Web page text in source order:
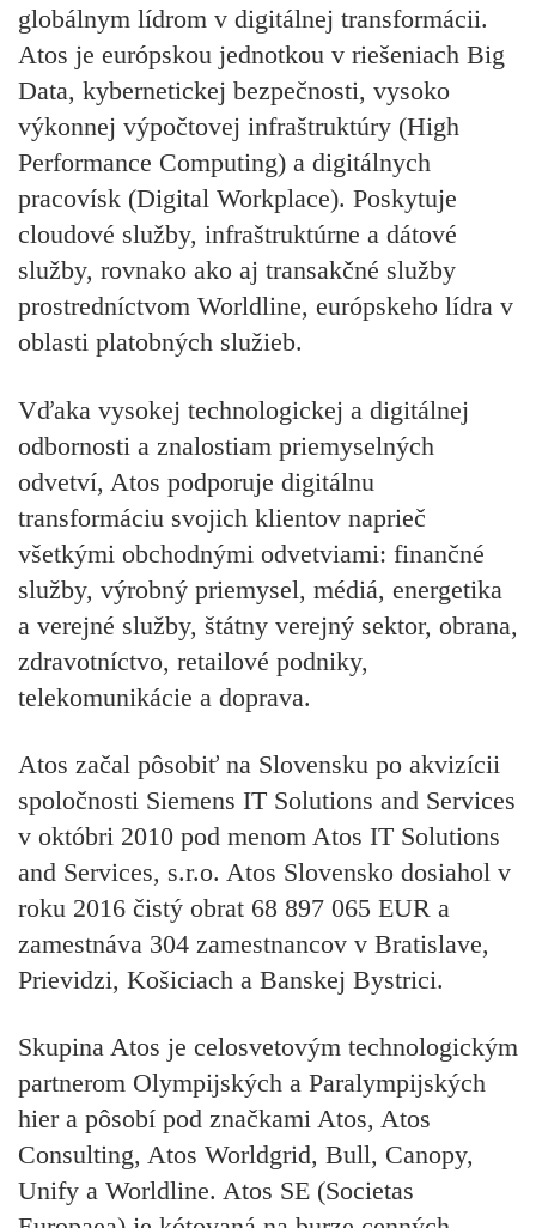
globálnym lídrom v digitálnej transformácii.
Atos je európskou jednotkou v riešeniach Big
Data, kybernetickej bezpečnosti, vysoko
výkonnej výpočtovej infraštruktúry (High
Performance Computing) a digitálnych
pracovísk (Digital Workplace). Poskytuje
cloudové služby, infraštruktúrne a dátové
služby, rovnako ako aj transakčné služby
prostredníctvom Worldline, európskeho lídra v
oblasti platobných služieb.
Vďaka vysokej technologickej a digitálnej
odbornosti a znalostiam priemyselných
odvetví, Atos podporuje digitálnu
transformáciu svojich klientov naprieč
všetkými obchodnými odvetviami: finančné
služby, výrobný priemysel, médiá, energetika
a verejné služby, štátny verejný sektor, obrana,
zdravotníctvo, retailové podniky,
telekomunikácie a doprava.
Atos začal pôsobiť na Slovensku po akvizícii
spoločnosti Siemens IT Solutions and Services
v októbri 2010 pod menom Atos IT Solutions
and Services, s.r.o. Atos Slovensko dosiahol v
roku 2016 čistý obrat 68 897 065 EUR a
zamestnáva 304 zamestnancov v Bratislave,
Prievidzi, Košiciach a Banskej Bystrici.
Skupina Atos je celosvetovým technologickým
partnerom Olympijských a Paralympijských
hier a pôsobí pod značkami Atos, Atos
Consulting, Atos Worldgrid, Bull, Canopy,
Unify a Worldline. Atos SE (Societas